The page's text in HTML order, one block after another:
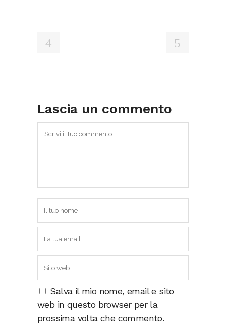
Lascia un commento
Salva il mio nome, email e sito
web in questo browser per la
prossima volta che commento.